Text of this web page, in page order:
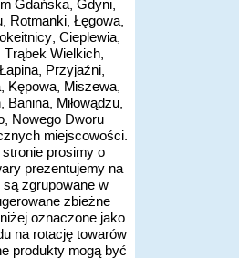
Gdańska, Gdyni,
Rotmanki, Łęgowa,
Cieplewia,
Wielkich,
Przyjaźni,
Kępowa, Miszewa,
Miłowądzu,
Nowego Dworu
miejscowości.
prosimy o
prezentujemy na
zgrupowane w
zbieżne
oznaczone jako
na rotację towarów
produkty mogą być